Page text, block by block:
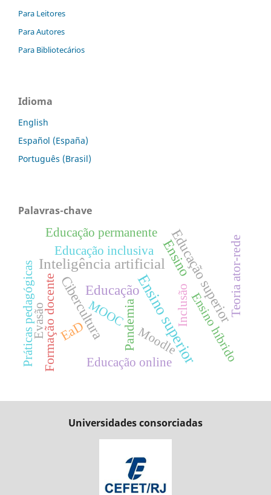
Para Leitores
Para Autores
Para Bibliotecários
Idioma
English
Español (España)
Português (Brasil)
Palavras-chave
Ensino superior
Inteligência artificial
Educação
Ensino
Cibercultura Educação superior
Formação docenteEaD Pandemia Inclusão
Educação inclusiva
Práticas pedagógicas Ensino híbrido
MOOC
Evasão
Moodle
Educação online
Teoria ator-rede
Educação permanente
Universidades consorciadas